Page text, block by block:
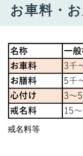
お車料・
戒名料等